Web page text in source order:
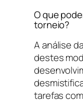
O que
torneio?
A análise
destes
tarefas